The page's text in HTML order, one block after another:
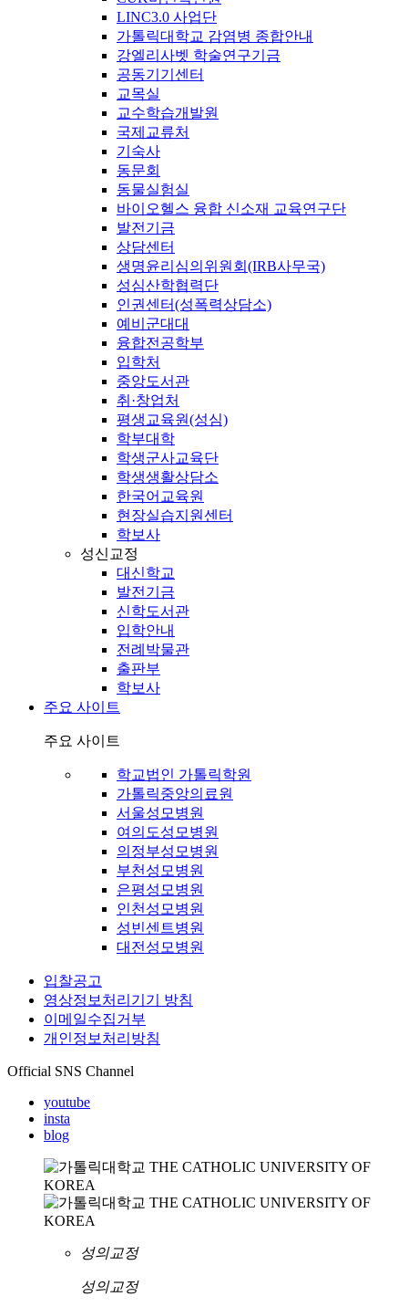
LINC3.0 사업단
가톨릭대학교 감염병 종합안내
강엘리사벳 학술연구기금
공동기기센터
교목실
교수학습개발원
국제교류처
기숙사
동문회
동물실험실
바이오헬스 융합 신소재 교육연구단
발전기금
상담센터
생명윤리심의위원회(IRB사무국)
성심산학협력단
인권센터(성폭력상담소)
예비군대대
융합전공학부
입학처
중앙도서관
취·창업처
평생교육원(성심)
학부대학
학생군사교육단
학생생활상담소
한국어교육원
현장실습지원센터
학보사
성신교정
대신학교
발전기금
신학도서관
입학안내
전례박물관
출판부
학보사
주요 사이트
주요 사이트
학교법인 가톨릭학원
가톨릭중앙의료원
서울성모병원
여의도성모병원
의정부성모병원
부천성모병원
은평성모병원
인천성모병원
성빈센트병원
대전성모병원
입찰공고
영상정보처리기기 방침
이메일수집거부
개인정보처리방침
Official SNS Channel
youtube
insta
blog
성의교정
성의교정